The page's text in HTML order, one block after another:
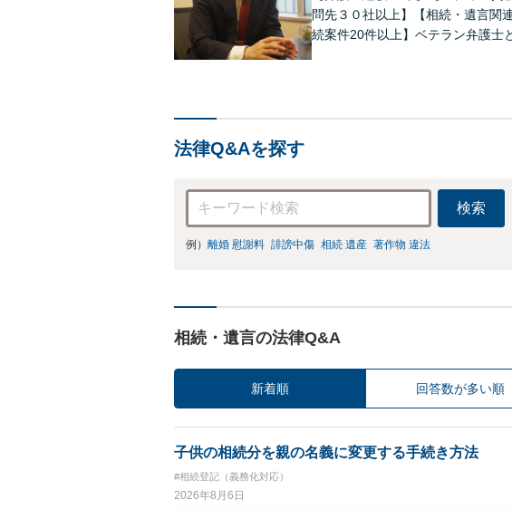
問先３０社以上】【相続・遺言関
続案件20件以上】ベテラン弁護士
法律Q&Aを探す
検索
例） 離婚 慰謝料 誹謗中傷 相続 遺産 著作物 違法
相続・遺言の法律Q&A
新着順 回答数が多い順
子供の相続分を親の名義に変更する手続き方法
#相続登記（義務化対応）
2026年8月6日